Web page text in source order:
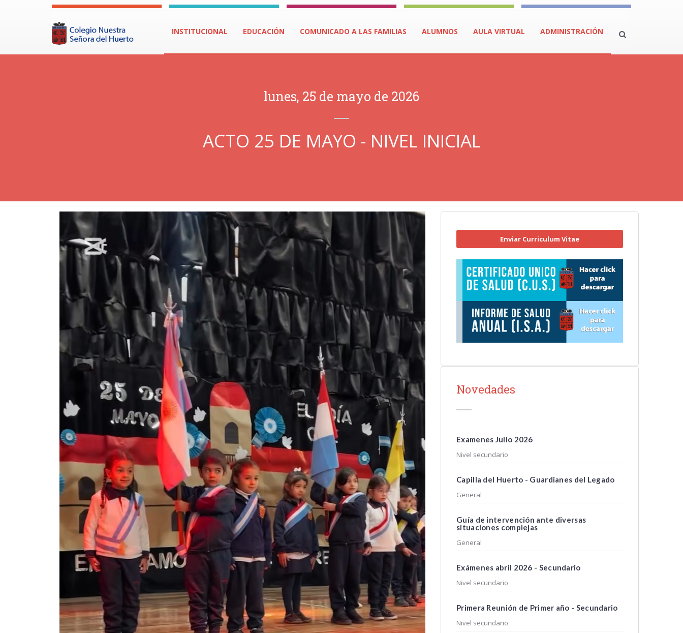
INSTITUCIONAL EDUCACIÓN COMUNICADO A LAS FAMILIAS ALUMNOS AULA VIRTUAL ADMINISTRACIÓN
lunes, 25 de mayo de 2026
ACTO 25 DE MAYO - NIVEL INICIAL
Enviar Curriculum Vitae
Novedades
Examenes Julio 2026
Nivel secundario
Capilla del Huerto - Guardianes del Legado
General
Guía de intervención ante diversas
situaciones complejas
General
Exámenes abril 2026 - Secundario
Nivel secundario
Primera Reunión de Primer año - Secundario
Nivel secundario